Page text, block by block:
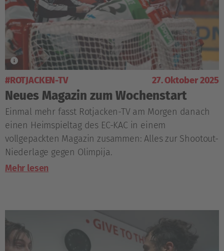
#ROTJACKEN-TV 27. Oktober 2025
Neues Magazin zum Wochenstart
Einmal mehr fasst Rotjacken-TV am Morgen danach
einen Heimspieltag des EC-KAC in einem
vollgepackten Magazin zusammen: Alles zur Shootout-
Niederlage gegen Olimpija.
Mehr lesen